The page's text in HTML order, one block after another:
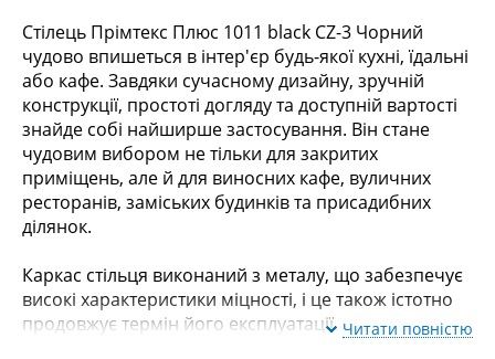
Стілець Прімтекс Плюс 1011 black CZ-3 Чорний
чудово впишеться в інтер'єр будь-якої кухні, їдальні
або кафе. Завдяки сучасному дизайну, зручній
конструкції, простоті догляду та доступній вартості
знайде собі найширше застосування. Він стане
чудовим вибором не тільки для закритих
приміщень, але й для виносних кафе, вуличних
ресторанів, заміських будинків та присадибних
ділянок.
Каркас стільця виконаний з металу, що забезпечує
високі характеристики міцності, і це також істотно
продовжує термін його експлуатації. Читати повністю